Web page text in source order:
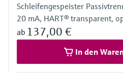
Schleifengespeister
20 mA, HART® transparent,
ab 137,00 €
In den